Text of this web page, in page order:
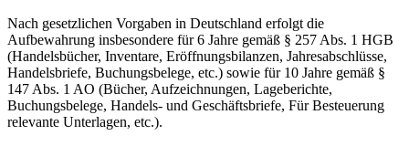
Nach gesetzlichen Vorgaben in Deutschland erfolgt die
Aufbewahrung insbesondere für 6 Jahre gemäß § 257 Abs. 1 HGB
(Handelsbücher, Inventare, Eröffnungsbilanzen, Jahresabschlüsse,
Handelsbriefe, Buchungsbelege, etc.) sowie für 10 Jahre gemäß §
147 Abs. 1 AO (Bücher, Aufzeichnungen, Lageberichte,
Buchungsbelege, Handels- und Geschäftsbriefe, Für Besteuerung
relevante Unterlagen, etc.).